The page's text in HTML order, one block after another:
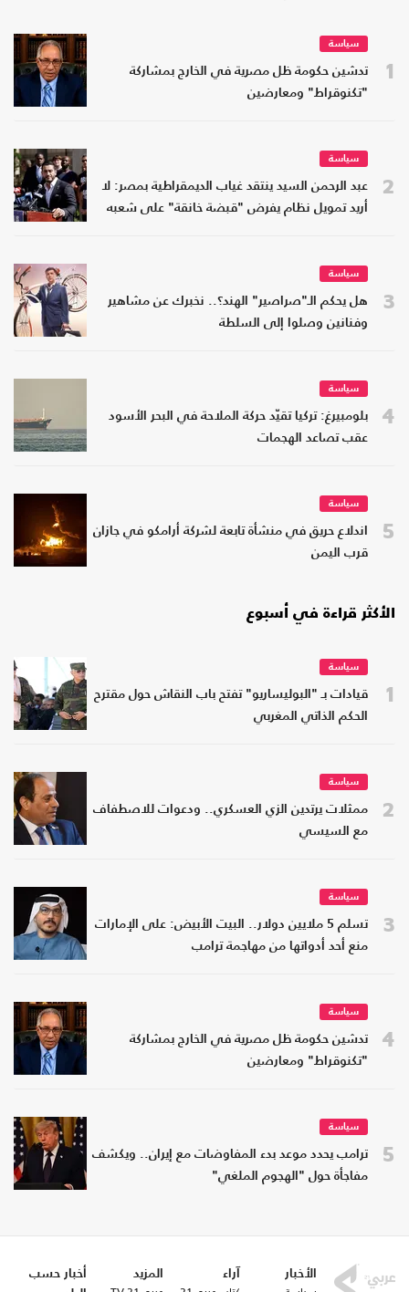
1
سياسة
تدشين حكومة ظل مصرية في الخارج بمشاركة
"تكنوقراط" ومعارضين
2
سياسة
عبد الرحمن السيد ينتقد غياب الديمقراطية بمصر: لا
أريد تمويل نظام يفرض "قبضة خانقة" على شعبه
3
سياسة
هل يحكم الـ"صراصير" الهند؟.. نخبرك عن مشاهير
وفنانين وصلوا إلى السلطة
4
سياسة
بلومبيرغ: تركيا تقيّد حركة الملاحة في البحر الأسود
عقب تصاعد الهجمات
5
سياسة
اندلاع حريق في منشأة تابعة لشركة أرامكو في جازان
قرب اليمن
الأكثر قراءة في أسبوع
1
سياسة
قيادات بـ "البوليساريو" تفتح باب النقاش حول مقترح
الحكم الذاتي المغربي
2
سياسة
ممثلات يرتدين الزي العسكري.. ودعوات للاصطفاف
مع السيسي
3
سياسة
تسلم 5 ملايين دولار.. البيت الأبيض: على الإمارات
منع أحد أدواتها من مهاجمة ترامب
4
سياسة
تدشين حكومة ظل مصرية في الخارج بمشاركة
"تكنوقراط" ومعارضين
5
سياسة
ترامب يحدد موعد بدء المفاوضات مع إيران.. ويكشف
مفاجأة حول "الهجوم الملغي"
الأخبار آراء المزيد
أخبار حسب